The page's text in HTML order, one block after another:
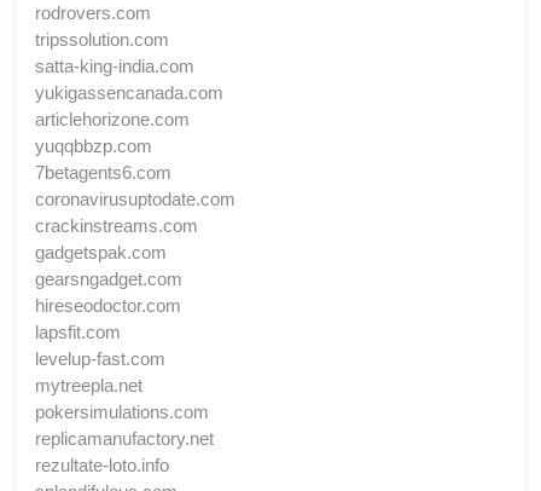
rodrovers.com
tripssolution.com
satta-king-india.com
yukigassencanada.com
articlehorizone.com
yuqqbbzp.com
7betagents6.com
coronavirusuptodate.com
crackinstreams.com
gadgetspak.com
gearsngadget.com
hireseodoctor.com
lapsfit.com
levelup-fast.com
mytreepla.net
pokersimulations.com
replicamanufactory.net
rezultate-loto.info